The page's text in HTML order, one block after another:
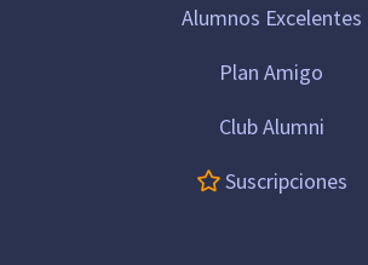
Alumnos Excelentes
Plan Amigo
Club Alumni
Suscripciones